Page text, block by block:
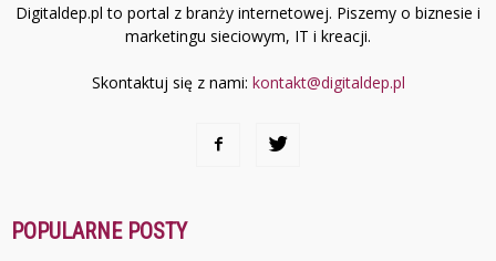
Digitaldep.pl to portal z branży internetowej. Piszemy o biznesie i
marketingu sieciowym, IT i kreacji.
Skontaktuj się z nami: kontakt@digitaldep.pl
POPULARNE POSTY